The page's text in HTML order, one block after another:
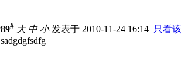
89# 大 中 小发表于 2010-11-24 16:14 只看
sadgdgfsdfg